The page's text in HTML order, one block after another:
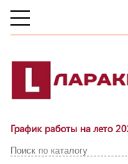
График работы на лето